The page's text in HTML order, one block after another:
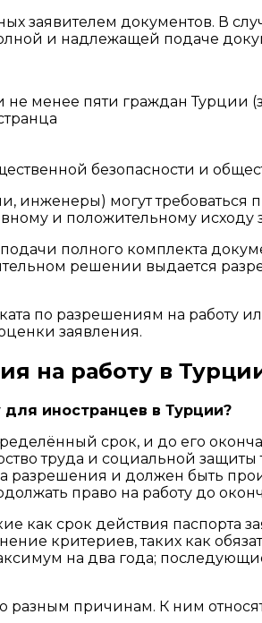
заявителем документов. В
и надлежащей подаче
не менее пяти граждан
безопасности и
инженеры) могут
и положительному исходу
полного комплекта
решении выдается
по разрешениям на работу
заявления.
на работу в
иностранцев в Турции?
срок, и до его
труда и социальной
и должен быть
право на работу до
как срок действия паспорта
критериев, таких как
на два года;
разным причинам. К ним